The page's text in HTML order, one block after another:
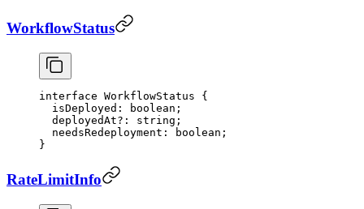
WorkflowStatus
interface WorkflowStatus {
  isDeployed
: boolean ;
  deployedAt
?: string ;
  needsRedeployment
: boolean ;
}
RateLimitInfo